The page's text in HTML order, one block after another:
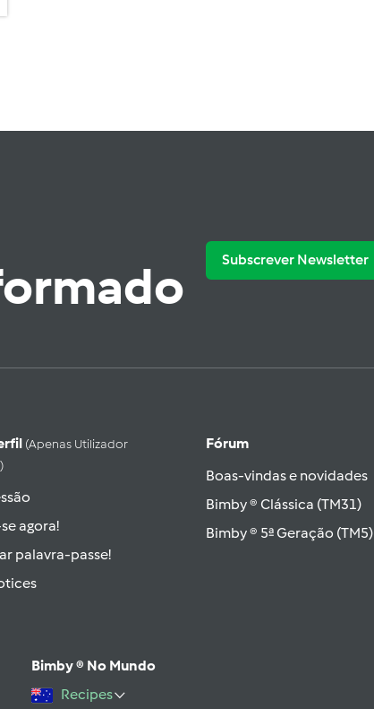
Subscrever Newsletter
(apenas Utilizador
agora!
palavra-passe!
Fórum
Boas-vindas e novidades
Bimby ® Clássica (TM31)
Bimby ® 5ª Geração (TM5)
Bimby ® No Mundo
Recipes